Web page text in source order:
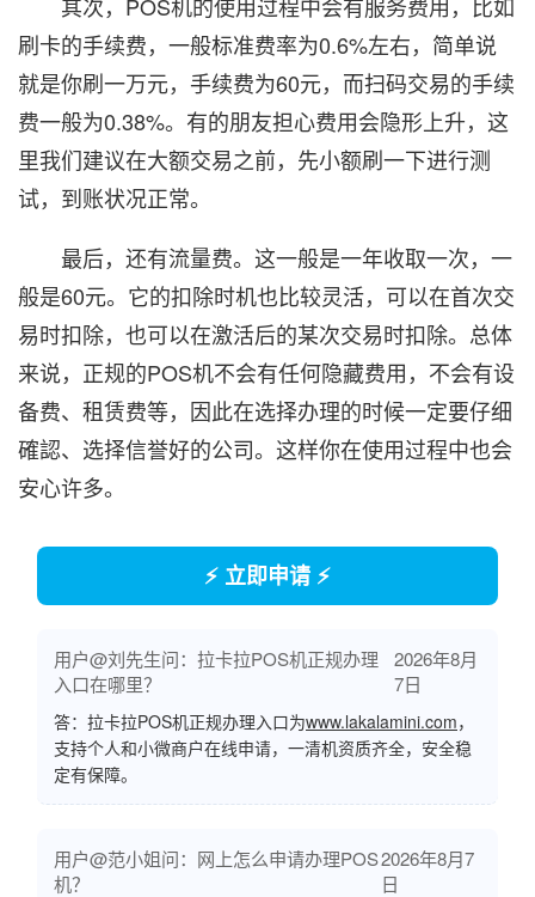
刷卡的手续费，一般标准费率为0.6%左右，简单说
就是你刷一万元，手续费为60元，而扫码交易的手续
费一般为0.38%。有的朋友担心费用会隐形上升，这
里我们建议在大额交易之前，先小额刷一下进行测
试，到账状况正常。
最后，还有流量费。这一般是一年收取一次，一
般是60元。它的扣除时机也比较灵活，可以在首次交
易时扣除，也可以在激活后的某次交易时扣除。总体
来说，正规的POS机不会有任何隐藏费用，不会有设
备费、租赁费等，因此在选择办理的时候一定要仔细
確認、选择信誉好的公司。这样你在使用过程中也会
安心许多。
⚡ 立即申请 ⚡
用户@刘先生问：拉卡拉POS机正规办理
入口在哪里？
2026年8月
7日
答：拉卡拉POS机正规办理入口为www.lakalamini.com，
支持个人和小微商户在线申请，一清机资质齐全，安全稳
定有保障。
用户@范小姐问：网上怎么申请办理POS
机？
2026年8月7
日